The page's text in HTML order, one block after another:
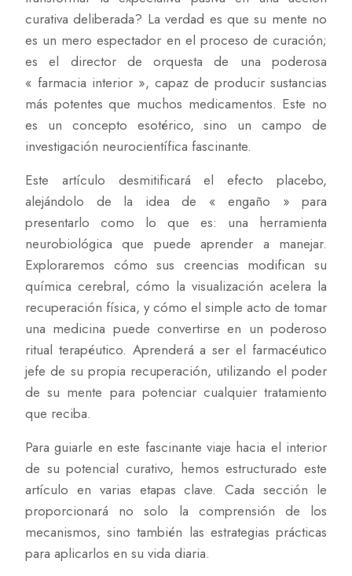
curativa deliberada? La verdad es que su mente no
es un mero espectador en el proceso de curación;
es el director de orquesta de una poderosa
« farmacia interior », capaz de producir sustancias
más potentes que muchos medicamentos. Este no
es un concepto esotérico, sino un campo de
investigación neurocientífica fascinante.
Este artículo desmitificará el efecto placebo,
alejándolo de la idea de « engaño » para
presentarlo como lo que es: una herramienta
neurobiológica que puede aprender a manejar.
Exploraremos cómo sus creencias modifican su
química cerebral, cómo la visualización acelera la
recuperación física, y cómo el simple acto de tomar
una medicina puede convertirse en un poderoso
ritual terapéutico. Aprenderá a ser el farmacéutico
jefe de su propia recuperación, utilizando el poder
de su mente para potenciar cualquier tratamiento
que reciba.
Para guiarle en este fascinante viaje hacia el interior
de su potencial curativo, hemos estructurado este
artículo en varias etapas clave. Cada sección le
proporcionará no solo la comprensión de los
mecanismos, sino también las estrategias prácticas
para aplicarlos en su vida diaria.